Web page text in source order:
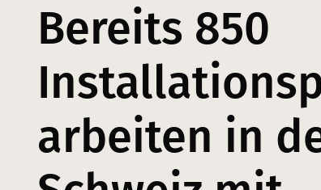
Bereits 850
arbeiten in